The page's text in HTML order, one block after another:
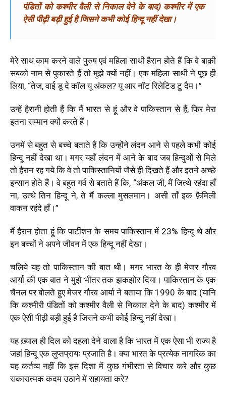
पंडितों को कश्मीर वैली से निकाल देने के बाद) कश्मीर में एक
ऐसी पीढ़ी बड़ी हुई है जिसने कभी कोई हिन्दू नहीं देखा।
मेरे साथ काम करने वाले पुरुष एवं महिला साथी हैरान होते हैं कि वे बाक़ी
सबको नाम से पुकारते हैं तो मुझे क्यों नहीं। एक महिला साथी ने पूछ ही
लिया, “तेज, वाई डू दे कॉल यू अंकल? यू आर नॉट रिलेटिड टु दैम।”
उन्हें हैरानी होती हैं कि मैं भारत से हूं और वे पाकिस्तान से हैं, फिर मेरा
इतना सम्मान क्यों करते हैं।
उनमें से बहुत से बच्चे बताते हैं कि उन्होंने लंदन आने से पहले कभी कोई
हिन्दू नहीं देखा था। मगर यहाँ लंदन में आने के बाद जब हिन्दुओं से मिले
तो हैरान रह गये कि वे तो पाकिस्तानियों जैसे ही दिखते हैं और इतने अच्छे
इन्सान होते हैं। वे बहुत गर्व से बताते हैं कि, “अंकल जी, मैं जित्थे रहंदा हाँ
ना, उत्थे तिन हिन्दू ने, ते मैं कल्ला मुसलमान। असी ताँ इक फ़ैमिली
वाकन रहंदे हाँ।”
मैं हैरान होता हूं कि पार्टीशन के समय पाकिस्तान में 23% हिन्दू थे और
इन बच्चों ने अपने जीवन में एक हिन्दू नहीं देखा।
चलिये यह तो पाकिस्तान की बात थी। मगर भारत के ही मेजर गौरव
आर्या की एक बात ने मुझे भीतर तक झकझोर दिया। पाकिस्तान के एक
चैनल पर बोलते हुए मेजर गौरव आर्या ने बताया कि 1990 के बाद (यानि
कि कश्मीरी पंडितों को कश्मीर वैली से निकाल देने के बाद) कश्मीर में
एक ऐसी पीढ़ी बड़ी हुई है जिसने कभी कोई हिन्दू नहीं देखा।
यह ख़्याल ही दिल को दहला देने वाला है कि भारत में एक ऐसा भी राज्य है
जहां हिन्दू एक लुप्तप्रायः प्रजाति है। क्या भारत के प्रत्येक नागरिक का
यह कर्तव्य नहीं कि इस दिशा में कुछ गंभीरता से विचार करे और कुछ
सकारात्मक कदम उठाने में सहायता करे?